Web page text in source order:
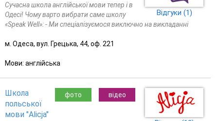
Відгуки (1)
Сучасна школа англійської мови тепер і в
Одесі! Чому варто вибрати саме школу
«Speak Well»: - Ми спеціалізуємося виключно на викладанні
м. Одеса, вул. Грецька, 44, оф. 221
Мови: англійська
відео
фото
Школа
польської
мови "Alicja"